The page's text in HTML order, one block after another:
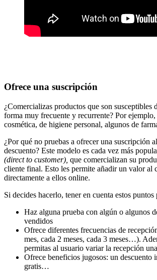
Ofrece una suscripción
¿Comercializas productos que son susceptibles
forma muy frecuente y recurrente? Por
cosmética, de higiene personal, algunos de
¿Por qué no pruebas a ofrecer una suscripción
descuento? Este modelo es cada vez más
(direct to customer), que comercializan su
cliente final. Esto les permite añadir un valor al
directamente a ellos online.
Si decides hacerlo, tener en cuenta estos puntos
Haz alguna prueba con algún o algunos
vendidos
Ofrece diferentes frecuencias de
mes, cada 2 meses, cada 3 meses…).
permitas al usuario variar la recepción
Ofrece beneficios jugosos: un descuento
gratis…